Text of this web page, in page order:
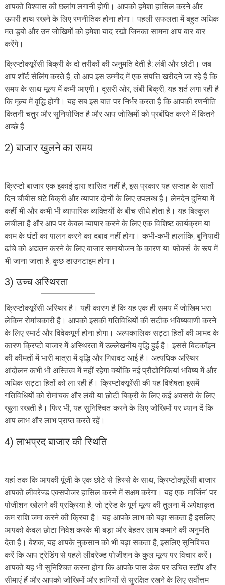
आपको विश्वास की छलांग लगानी होगी। आपको हमेशा हासिल करने और
ऊपरी हाथ रखने के लिए रणनीतिक होना होगा। पहली सफलता में बहुत अधिक
मत डूबो और उन जोखिमों को हमेशा याद रखो जिनका सामना आप बार-बार
करेंगे।
क्रिप्टोक्यूरेंसी बिक्री के दो तरीकों की अनुमति देती है: लंबी और छोटी। जब
आप शॉर्ट सेलिंग करते हैं, तो आप इस उम्मीद में एक संपत्ति खरीदने जा रहे हैं कि
समय के साथ मूल्य में कमी आएगी। दूसरी ओर, लंबी बिक्री, यह शर्त लगा रही है
कि मूल्य में वृद्धि होगी। यह सब इस बात पर निर्भर करता है कि आपकी रणनीति
कितनी चतुर और सुनियोजित है और आप जोखिमों को प्रबंधित करने में कितने
अच्छे हैं
2) बाजार खुलने का समय
क्रिप्टो बाजार एक इकाई द्वारा शासित नहीं है, इस प्रकार यह सप्ताह के सातों
दिन चौबीस घंटे बिक्री और व्यापार दोनों के लिए उपलब्ध है। लेनदेन दुनिया में
कहीं भी और कभी भी व्यापारिक व्यक्तियों के बीच सीधे होता है। यह बिल्कुल
लचीला है और आप पर केवल व्यापार करने के लिए एक विशिष्ट कार्यक्रम या
काम के घंटों का पालन करने का दबाव नहीं होगा। कभी-कभी हालांकि, बुनियादी
ढांचे को अद्यतन करने के लिए बाजार समायोजन के कारण या 'फोर्क्स' के रूप में
भी जाना जाता है, कुछ डाउनटाइम होगा।
3) उच्च अस्थिरता
क्रिप्टोक्यूरेंसी अस्थिर है। यही कारण है कि यह एक ही समय में जोखिम भरा
लेकिन रोमांचकारी है। आपको इसकी गतिविधियों की सटीक भविष्यवाणी करने
के लिए स्मार्ट और विवेकपूर्ण होना होगा। अल्पकालिक सट्टा हितों की आमद के
कारण क्रिप्टो बाजार में अस्थिरता में उल्लेखनीय वृद्धि हुई है। इससे बिटकॉइन
की कीमतों में भारी मात्रा में वृद्धि और गिरावट आई है। अत्यधिक अस्थिर
आंदोलन कभी भी अस्तित्व में नहीं रहेगा क्योंकि नई प्रौद्योगिकियां भविष्य में और
अधिक सट्टा हितों को ला रही हैं। क्रिप्टोक्यूरेंसी की यह विशेषता इसमें
गतिविधियों को रोमांचक और लंबी या छोटी बिक्री के लिए कई अवसरों के लिए
खुला रखती है। फिर भी, यह सुनिश्चित करने के लिए जोखिमों पर ध्यान दें कि
आप लाभ और लाभ प्राप्त करते रहें।
4) लाभप्रद बाजार की स्थिति
यहां तक ​​​​कि आपकी पूंजी के एक छोटे से हिस्से के साथ, क्रिप्टोक्यूरेंसी बाजार
आपको लीवरेज्ड एक्सपोजर हासिल करने में सक्षम करेगा। यह एक 'मार्जिन' पर
पोजीशन खोलने की प्रक्रिया है, जो ट्रेड के पूर्ण मूल्य की तुलना में अपेक्षाकृत
कम राशि जमा करने की क्रिया है। यह आपके लाभ को बढ़ा सकता है इसलिए
आपको केवल छोटा निवेश करके भी बड़ा और बेहतर लाभ कमाने की अनुमति
देता है। बेशक, यह आपके नुकसान को भी बढ़ा सकता है, इसलिए सुनिश्चित
करें कि आप ट्रेडिंग से पहले लीवरेज्ड पोजीशन के कुल मूल्य पर विचार करें।
आपको यह भी सुनिश्चित करना होगा कि आपके पास डेक पर उचित स्टॉप और
सीमाएं हैं और आपको जोखिमों और हानियों से सुरक्षित रखने के लिए सर्वोत्तम